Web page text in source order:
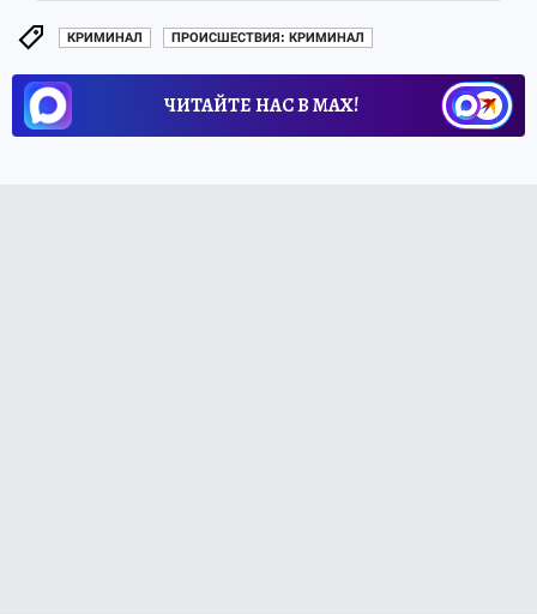
КРИМИНАЛ ПРОИСШЕСТВИЯ: КРИМИНАЛ
ЧИТАЙТЕ НАС В МАХ!